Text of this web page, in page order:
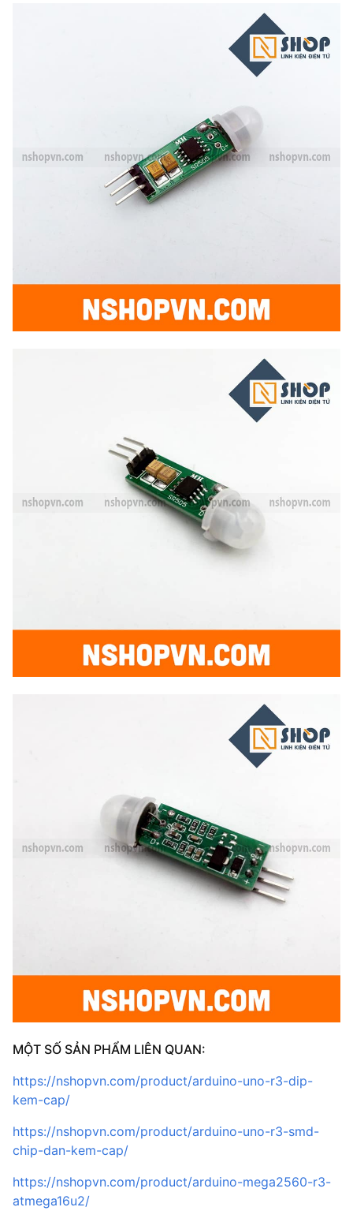
MỘT SỐ SẢN PHẨM LIÊN QUAN:
https://nshopvn.com/product/arduino-uno-r3-dip-
kem-cap/
https://nshopvn.com/product/arduino-uno-r3-smd-
chip-dan-kem-cap/
https://nshopvn.com/product/arduino-mega2560-r3-
atmega16u2/